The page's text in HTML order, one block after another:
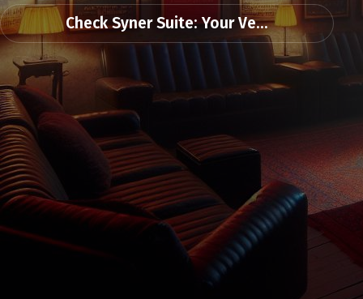
Check Syner Suite: Your Ve...